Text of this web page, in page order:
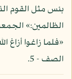
بئس مثل القوم
«فلما زاغوا أزاغ
الصف - 5.